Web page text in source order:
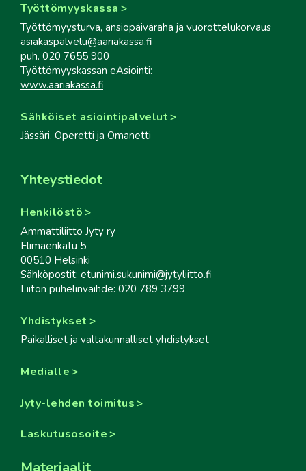
Työttömyyskassa
Työttömyysturva, ansiopäiväraha ja vuorottelukorvaus
asiakaspalvelu@aariakassa.fi
puh. 020 7655 900
Työttömyyskassan eAsiointi:
www.aariakassa.fi
Sähköiset asiointipalvelut
Jässäri, Operetti ja Omanetti
Yhteystiedot
Henkilöstö
Ammattiliitto Jyty ry
Elimäenkatu 5
00510 Helsinki
Sähköpostit: etunimi.sukunimi@jytyliitto.fi
Liiton puhelinvaihde: 020 789 3799
Yhdistykset
Paikalliset ja valtakunnalliset yhdistykset
Medialle
Jyty-lehden toimitus
Laskutusosoite
Materiaalit